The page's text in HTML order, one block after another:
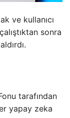
ve kullanıcı
sonra
tarafından
yapay zeka